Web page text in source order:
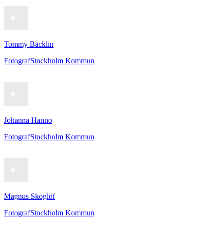
Tommy Bäcklin
FotografStockholm Kommun
Johanna Hanno
FotografStockholm Kommun
Magnus Skoglöf
FotografStockholm Kommun